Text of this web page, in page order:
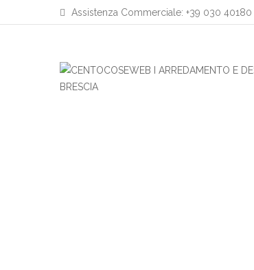
Assistenza Commerciale: +39 030 40180